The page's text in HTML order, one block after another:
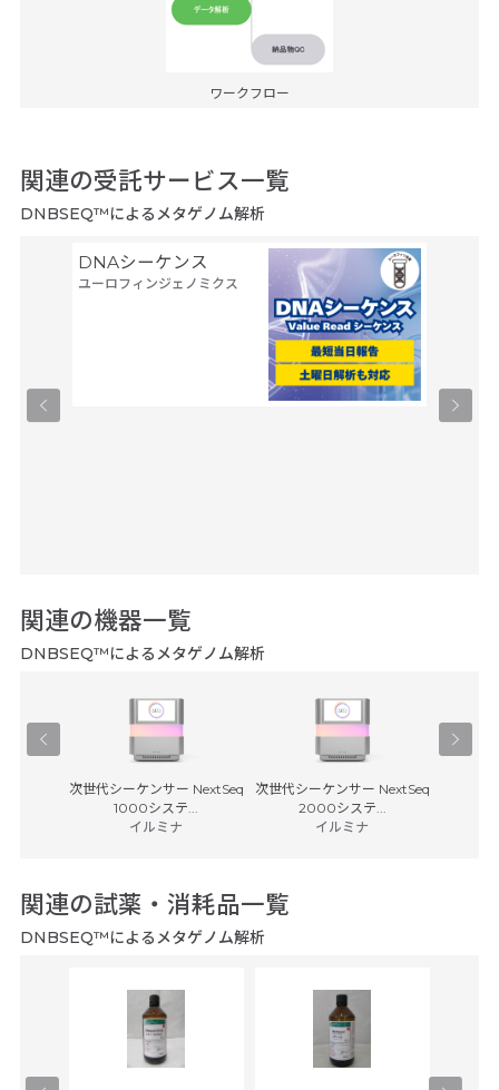
ワークフロー
関連の受託サービス一覧
DNBSEQ™によるメタゲノム解析
DNAシーケンス
ユーロフィンジェノミクス
関連の機器一覧
DNBSEQ™によるメタゲノム解析
次世代シーケンサー NextSeq
1000システ...
イルミナ
次世代シーケンサー NextSeq
2000システ...
イルミナ
関連の試薬・消耗品一覧
DNBSEQ™によるメタゲノム解析